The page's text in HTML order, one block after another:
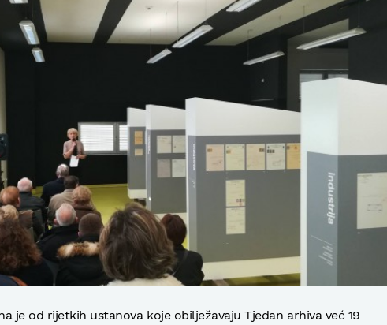
je od rijetkih ustanova koje obilježavaju Tjedan arhiva već 19